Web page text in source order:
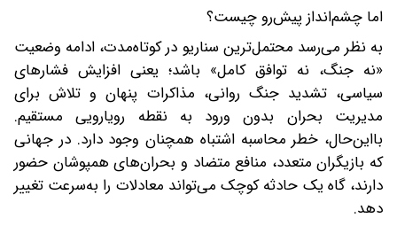
اما چشم‌انداز پیش‌رو چیست؟
به نظر می‌رسد محتمل‌ترین سناریو در کوتاه‌مدت، ادامه وضعیت
«نه جنگ، نه توافق کامل» باشد؛ یعنی افزایش فشارهای
سیاسی، تشدید جنگ روانی، مذاکرات پنهان و تلاش برای
مدیریت بحران بدون ورود به نقطه رویارویی مستقیم.
با‌این‌حال، خطر محاسبه اشتباه همچنان وجود دارد. در جهانی
که بازیگران متعدد، منافع متضاد و بحران‌های همپوشان حضور
دارند، گاه یک حادثه کوچک می‌تواند معادلات را به‌سرعت تغییر
دهد.